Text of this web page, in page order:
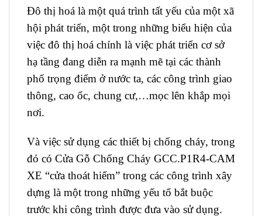
Đô thị hoá là một quá trình tất yếu của một xã
hội phát triển, một trong những biểu hiện của
việc đô thị hoá chính là việc phát triển cơ sở
hạ tầng đang diễn ra mạnh mẽ tại các thành
phố trọng điểm ở nước ta, các công trình giao
thông, cao ốc, chung cư,…mọc lên khắp mọi
nơi.
Và việc sử dụng các thiết bị chống cháy, trong
đó có Cửa Gỗ Chống Cháy GCC.P1R4-CAM
XE “cửa thoát hiểm” trong các công trình xây
dựng là một trong những yếu tố bắt buộc
trước khi công trình được đưa vào sử dụng.